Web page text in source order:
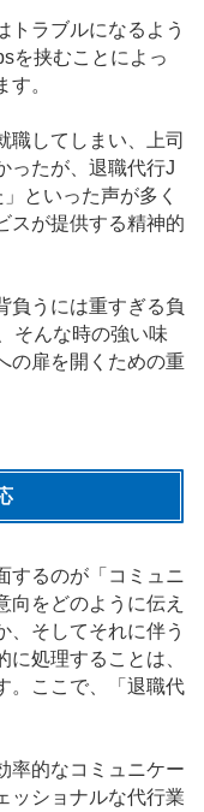
トラブルになるよう
を挟むことによっ
。
職してしまい、上司
ったが、退職代行J
といった声が多く
スが提供する精神的
負うには重すぎる負
そんな時の強い味
の扉を開くための重
するのが「コミュニ
向をどのように伝え
、そしてそれに伴う
処理することは、
。ここで、「退職代
率的なコミュニケー
ッショナルな代行業